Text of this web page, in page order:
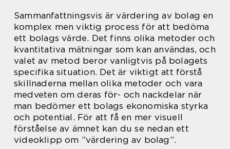
Sammanfattningsvis är värdering av bolag en
komplex men viktig process för att bedöma
ett bolags värde. Det finns olika metoder och
kvantitativa mätningar som kan användas, och
valet av metod beror vanligtvis på bolagets
specifika situation. Det är viktigt att förstå
skillnaderna mellan olika metoder och vara
medveten om deras för- och nackdelar när
man bedömer ett bolags ekonomiska styrka
och potential. För att få en mer visuell
förståelse av ämnet kan du se nedan ett
videoklipp om ”värdering av bolag”.